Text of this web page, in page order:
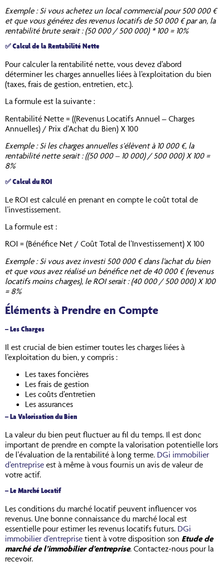
Exemple : Si vous achetez un local commercial pour 500 000 €
et que vous générez des revenus locatifs de 50 000 € par an, la
rentabilité brute serait : (50 000 / 500 000) * 100 = 10%
✅Calcul de la Rentabilité Nette
Pour calculer la rentabilité nette, vous devez d’abord
déterminer les charges annuelles liées à l’exploitation du bien
(taxes, frais de gestion, entretien, etc.).
La formule est la suivante :
Rentabilité Nette = ((Revenus Locatifs Annuel – Charges
Annuelles) / Prix d’Achat du Bien) X 100
Exemple : Si les charges annuelles s’élèvent à 10 000 €, la
rentabilité nette serait : ((50 000 – 10 000) / 500 000) X 100 =
8%
✅Calcul du ROI
Le ROI est calculé en prenant en compte le coût total de
l’investissement.
La formule est :
ROI = (Bénéfice Net / Coût Total de l’Investissement) X 100
Exemple : Si vous avez investi 500 000 € dans l’achat du bien
et que vous avez réalisé un bénéfice net de 40 000 € (revenus
locatifs moins charges), le ROI serait : (40 000 / 500 000) X 100
= 8%
Éléments à Prendre en Compte
– Les Charges
Il est crucial de bien estimer toutes les charges liées à
l’exploitation du bien, y compris :
Les taxes foncières
Les frais de gestion
Les coûts d’entretien
Les assurances
– La Valorisation du Bien
La valeur du bien peut fluctuer au fil du temps. Il est donc
important de prendre en compte la valorisation potentielle lors
de l’évaluation de la rentabilité à long terme. DGi immobilier
d’entreprise est à même à vous fournis un avis de valeur de
votre actif.
– Le Marché Locatif
Les conditions du marché locatif peuvent influencer vos
revenus. Une bonne connaissance du marché local est
essentielle pour estimer les revenus locatifs futurs. DGi
immobilier d’entreprise tient à votre disposition son Etude de
marché de l’immobilier d’entreprise. Contactez-nous pour la
recevoir.